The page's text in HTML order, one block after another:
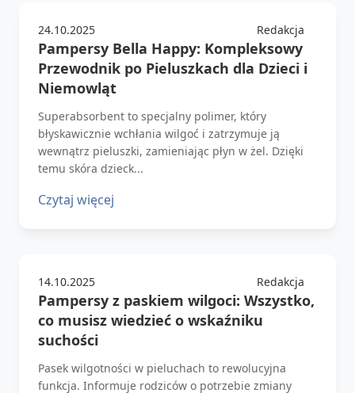
24.10.2025 Redakcja
Pampersy Bella Happy: Kompleksowy
Przewodnik po Pieluszkach dla Dzieci i
Niemowląt
Superabsorbent to specjalny polimer, który
błyskawicznie wchłania wilgoć i zatrzymuje ją
wewnątrz pieluszki, zamieniając płyn w żel. Dzięki
temu skóra dzieck...
Czytaj więcej
14.10.2025 Redakcja
Pampersy z paskiem wilgoci: Wszystko,
co musisz wiedzieć o wskaźniku
suchości
Pasek wilgotności w pieluchach to rewolucyjna
funkcja. Informuje rodziców o potrzebie zmiany